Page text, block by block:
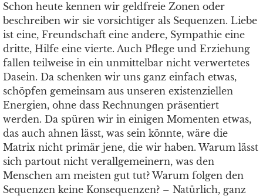
Schon heute kennen wir geldfreie Zonen oder
beschreiben wir sie vorsichtiger als Sequenzen. Liebe
ist eine, Freundschaft eine andere, Sympathie eine
dritte, Hilfe eine vierte. Auch Pflege und Erziehung
fallen teilweise in ein unmittelbar nicht verwertetes
Dasein. Da schenken wir uns ganz einfach etwas,
schöpfen gemeinsam aus unseren existenziellen
Energien, ohne dass Rechnungen präsentiert
werden. Da spüren wir in einigen Momenten etwas,
das auch ahnen lässt, was sein könnte, wäre die
Matrix nicht primär jene, die wir haben. Warum lässt
sich partout nicht verallgemeinern, was den
Menschen am meisten gut tut? Warum folgen den
Sequenzen keine Konsequenzen? – Natürlich, ganz